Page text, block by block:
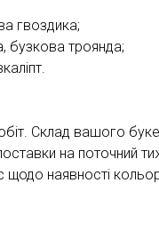
гвоздика;
бузкова троянда;
Склад вашого
на поточний
наявності